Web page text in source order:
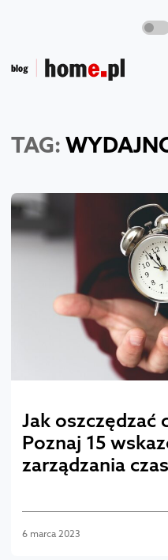
TAG:
Jak oszczędzać
Poznaj 15
zarządzania
6 marca 2023